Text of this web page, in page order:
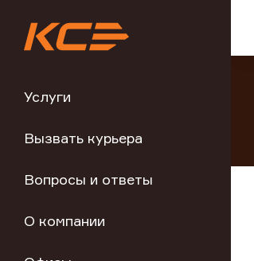
Услуги
Вызвать курьера
Вопросы и ответы
О компании